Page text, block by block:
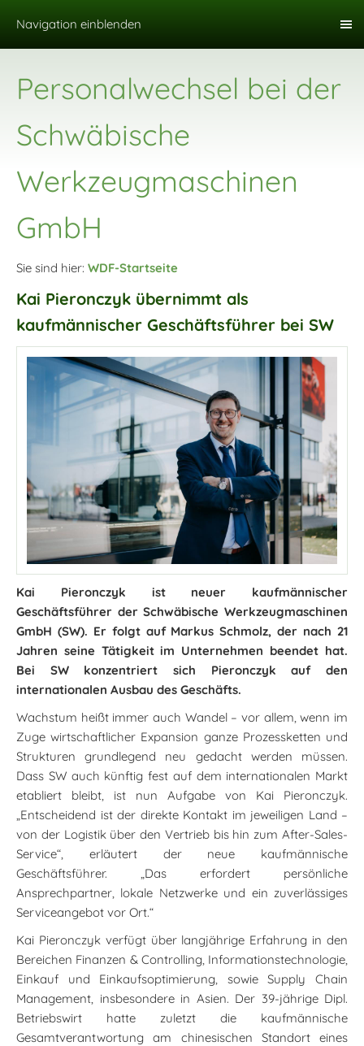
Navigation einblenden
Personalwechsel bei der
Schwäbische
Werkzeugmaschinen
GmbH
Sie sind hier: WDF-Startseite
Kai Pieronczyk übernimmt als
kaufmännischer Geschäftsführer bei SW
Kai Pieronczyk ist neuer kaufmännischer
Geschäftsführer der Schwäbische Werkzeugmaschinen
GmbH (SW). Er folgt auf Markus Schmolz, der nach 21
Jahren seine Tätigkeit im Unternehmen beendet hat.
Bei SW konzentriert sich Pieronczyk auf den
internationalen Ausbau des Geschäfts.
Wachstum heißt immer auch Wandel – vor allem, wenn im
Zuge wirtschaftlicher Expansion ganze Prozessketten und
Strukturen grundlegend neu gedacht werden müssen.
Dass SW auch künftig fest auf dem internationalen Markt
etabliert bleibt, ist nun Aufgabe von Kai Pieronczyk.
„Entscheidend ist der direkte Kontakt im jeweiligen Land –
von der Logistik über den Vertrieb bis hin zum After-Sales-
Service“, erläutert der neue kaufmännische
Geschäftsführer. „Das erfordert persönliche
Ansprechpartner, lokale Netzwerke und ein zuverlässiges
Serviceangebot vor Ort.“
Kai Pieronczyk verfügt über langjährige Erfahrung in den
Bereichen Finanzen & Controlling, Informationstechnologie,
Einkauf und Einkaufsoptimierung, sowie Supply Chain
Management, insbesondere in Asien. Der 39-jährige Dipl.
Betriebswirt hatte zuletzt die kaufmännische
Gesamtverantwortung am chinesischen Standort eines